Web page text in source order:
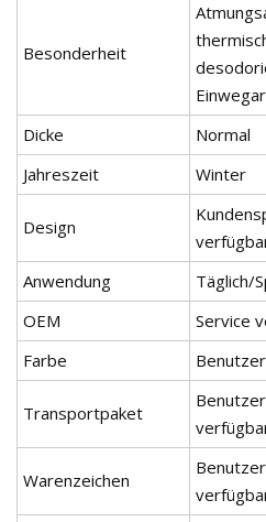
Besonderheit
Dicke
Normal
Jahreszeit
Winter
Design
Anwendung
Täglich/
OEM
Service
Farbe
Transportpaket
Warenzeichen